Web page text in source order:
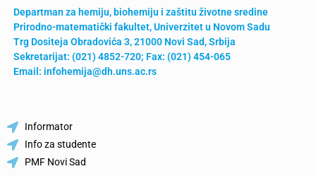
Departman za hemiju, biohemiju i zaštitu životne sredine
Prirodno-matematički fakultet,Univerzitet u Novom Sadu
Trg Dositeja Obradovića 3, 21000 Novi Sad, Srbija
Sekretarijat: (021) 4852-720; Fax: (021) 454-065
Email: infohemija@dh.uns.ac.rs
Informator
Info za studente
PMF Novi Sad